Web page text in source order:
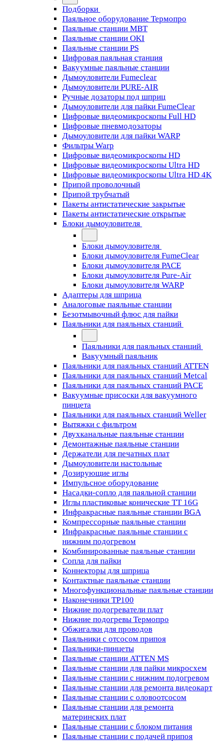
Подборки
Паяльное оборудование Термопро
Паяльные станции MBT
Паяльные станции OKI
Паяльные станции PS
Цифровая паяльная станция
Вакуумные паяльные станции
Дымоуловители Fumeclear
Дымоуловители PURE-AIR
Ручные дозаторы под шприц
Дымоуловители для пайки FumeClear
Цифровые видеомикроскопы Full HD
Цифровые пневмодозаторы
Дымоуловители для пайки WARP
Фильтры Warp
Цифровые видеомикроскопы HD
Цифровые видеомикроскопы Ultra HD
Цифровые видеомикроскопы Ultra HD 4K
Припой проволочный
Припой трубчатый
Пакеты антистатические закрытые
Пакеты антистатические открытые
Блоки дымоуловителя
Блоки дымоуловителя
Блоки дымоуловителя FumeClear
Блоки дымоуловителя PACE
Блоки дымоуловителя Pure-Air
Блоки дымоуловителя WARP
Адаптеры для шприца
Аналоговые паяльные станции
Безотмывочный флюс для пайки
Паяльники для паяльных станций
Паяльники для паяльных станций
Вакуумный паяльник
Паяльники для паяльных станций ATTEN
Паяльники для паяльных станций Metcal
Паяльники для паяльных станций PACE
Вакуумные присоски для вакуумного
пинцета
Паяльники для паяльных станций Weller
Вытяжки с фильтром
Двухканальные паяльные станции
Демонтажные паяльные станции
Держатели для печатных плат
Дымоуловители настольные
Дозирующие иглы
Импульсное оборудование
Насадки-сопло для паяльной станции
Иглы пластиковые конические TT 16G
Инфракрасные паяльные станции BGA
Компрессорные паяльные станции
Инфракрасные паяльные станции с
нижним подогревом
Комбинированные паяльные станции
Сопла для пайки
Коннекторы для шприца
Контактные паяльные станции
Многофункциональные паяльные станции
Наконечники TP100
Нижние подогреватели плат
Нижние подогревы Термопро
Обжигалки для проводов
Паяльники с отсосом припоя
Паяльники-пинцеты
Паяльные станции ATTEN MS
Паяльные станции для пайки микросхем
Паяльные станции с нижним подогревом
Паяльные станции для ремонта видеокарт
Паяльные станции с оловоотсосом
Паяльные станции для ремонта
материнских плат
Паяльные станции с блоком питания
Паяльные станции с подачей припоя